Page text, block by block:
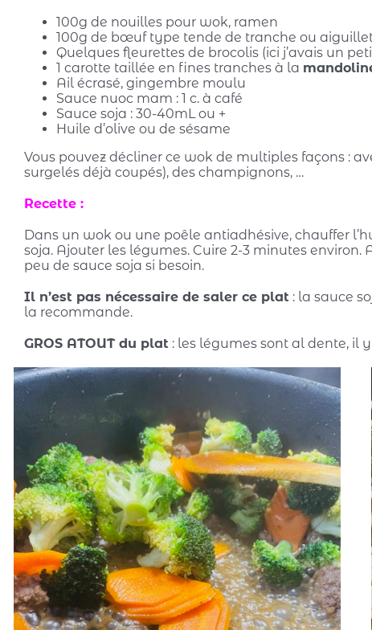
100g de nouilles pour wok, ramen
100g de bœuf type tende de tranche ou
Quelques fleurettes de brocolis (ici j’avais un
1 carotte taillée en fines tranches à la
Ail écrasé, gingembre moulu
Sauce nuoc mam : 1 c. à café
Sauce soja : 30-40mL ou +
Huile d’olive ou de sésame
Vous pouvez décliner ce wok de multiples façons :
surgelés déjà coupés), des champignons, …
Recette :
Dans un wok ou une poêle antiadhésive, chauffer
soja. Ajouter les légumes. Cuire 2-3 minutes
peu de sauce soja si besoin.
Il n’est pas nécessaire de saler ce plat: la sauce
la recommande.
GROS ATOUT du plat: les légumes sont al dente, il